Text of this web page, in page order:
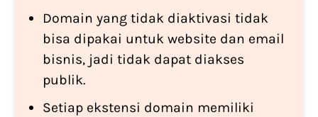
Domain yang tidak diaktivasi tidak
bisa dipakai untuk website dan email
bisnis, jadi tidak dapat diakses
publik.
Setiap ekstensi domain memiliki